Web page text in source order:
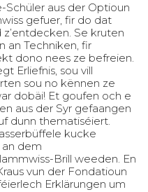
Schüler aus der Optioun
gefuer, fir do dat
Se kruten
an Techniken, fir
dono nees ze befreien.
Erliefnis, sou vill
sou no kënnen ze
dobäi! Et goufen och e
aus der Syr gefaangen
dunn thematiséiert.
kucke
dem
Brill weeden. En
vun der Fondatioun
Erklärungen um